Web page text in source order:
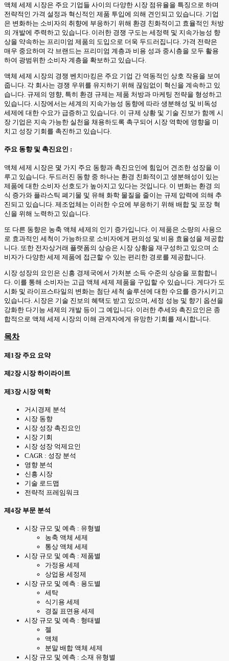
액체 세제 시장은 주요 기업들 사이의 다양한 시장 점유율을 특징으로 하며
전략적인 가격 설정과 혁신적인 제품 투입에 의해 견인되고 있습니다. 기업
은 변화하는 소비자의 취향에 부응하기 위해 환경 친화적이고 효율적인 처방
의 개발에 주력하고 있습니다. 이러한 경쟁 구도는 세정력 및 지속가능성 향
상을 약속하는 프리미엄 제품의 도입으로 더욱 두드러집니다. 가격 전략은
매우 중요하며 각 브랜드는 프리미엄 계층과 비용 성과 중시층을 모두 활용
하여 광범위한 소비자 계층을 확보하고 있습니다.
액체 세제 시장의 경쟁 벤치마킹은 주요 기업 간 역동적인 상호 작용을 보여
줍니다. 각 회사는 경쟁 우위를 유지하기 위해 끊임없이 혁신을 계속하고 있
습니다. 규제의 영향, 특히 환경 규제는 제품 처방과 마케팅 전략을 형성하고
있습니다. 시장에서는 세계의 지속가능성 동향에 따라 생분해성 및 비독성
세제에 대한 수요가 급증하고 있습니다. 이 규제 상황 및 기술 진보가 함께 시
장 기업은 지속 가능한 실천을 채용하도록 촉구되어 시장 역학에 영향을 미
치고 성장 기회를 촉진하고 있습니다.
주요 동향 및 촉진요인 :
액체 세제 시장은 몇 가지 주요 동향과 촉진요인에 힘입어 견조한 성장을 이
루고 있습니다. 두드러진 동향 중 하나는 환경 친화적이고 생분해성이 있는
제품에 대한 소비자 선호도가 높아지고 있다는 것입니다. 이 변화는 환경 의
식 증가와 플라스틱 폐기물 및 유해 화학 물질을 줄이는 규제 압력에 의해 추
진되고 있습니다. 제조업체는 이러한 수요에 부응하기 위해 배합 및 포장 혁
신을 위해 노력하고 있습니다.
또 다른 동향은 농축 액체 세제의 인기 증가입니다. 이 제품은 소량의 사용으
로 효과적인 세척이 가능하므로 소비자에게 편의성 및 비용 효율성을 제공합
니다. 또한 전자상거래 플랫폼의 상승은 시장 상황을 재구성하고 있으며 소
비자가 다양한 세제 제품에 접근할 수 있는 편리한 경로를 제공합니다.
시장 성장의 요인은 신흥 경제국에서 가처분 소득 수준의 상승을 포함합니
다. 이를 통해 소비자는 고급 액체 세제 제품을 구입할 수 있습니다. 게다가 도
시화 및 라이프스타일의 변화는 첨단 세척 솔루션에 대한 수요를 증가시키고
있습니다. 시장은 기술 진보의 혜택도 받고 있으며, 세정 성능 및 향기 옵션을
강화한 다기능 세제의 개발 등이 그 예입니다. 이러한 추세와 촉진요인은 종
합적으로 액체 세제 시장의 이해 관계자에게 유망한 기회를 제시합니다.
목차
제1장 주요 요약
제2장 시장 하이라이트
제3장 시장 역학
거시경제 분석
시장 동향
시장 성장 촉진요인
시장 기회
시장 성장 억제요인
CAGR : 성장 분석
영향 분석
신흥 시장
기술 로드맵
전략적 프레임워크
제4장 부문 분석
시장 규모 및 예측 : 유형별
농축 액체 세제
통상 액체 세제
시장 규모 및 예측 : 제품별
가정용 세제
상업용 세정제
시장 규모 및 예측 : 용도별
세탁
식기용 세제
경질 표면용 세제
시장 규모 및 예측 : 형태별
젤
액체
분말 배합 액체 세제
시장 규모 및 예측 : 소재 유형별